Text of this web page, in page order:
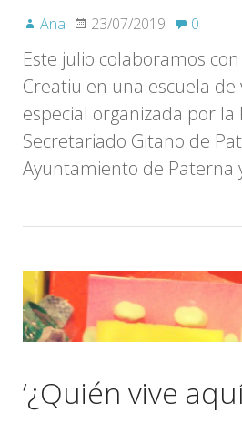
Ana 23/07/2019 0
Este julio colaboramos
Creatiu en una escuela
especial organizada por la
Secretariado Gitano de
Ayuntamiento de Paterna
‘¿Quién vive